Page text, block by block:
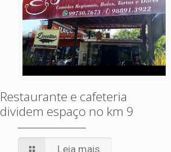
Restaurante e cafeteria
dividem espaço no km 9
Leia mais